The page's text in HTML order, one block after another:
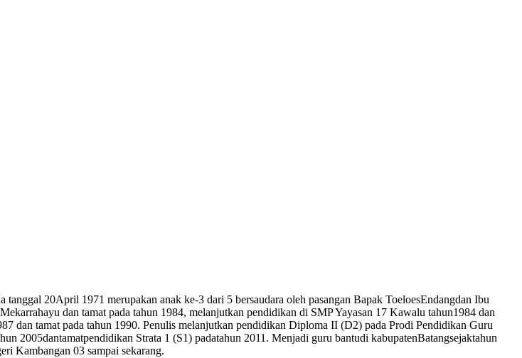
20April 1971 merupakan anak ke-3 dari 5 bersaudara oleh pasangan Bapak ToeloesEndangdan Ibu
dan tamat pada tahun 1984, melanjutkan pendidikan di SMP Yayasan 17 Kawalu tahun1984 dan
dan tamat pada tahun 1990. Penulis melanjutkan pendidikan Diploma II (D2) pada Prodi Pendidikan Guru
2005dantamatpendidikan Strata 1 (S1) padatahun 2011. Menjadi guru bantudi kabupatenBatangsejaktahun
Kambangan 03 sampai sekarang.